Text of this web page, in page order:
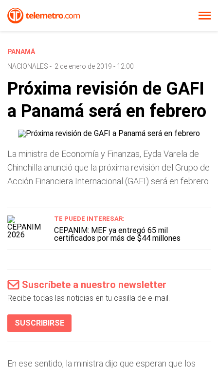
PANAMÁ
NACIONALES - 2 de enero de 2019 - 12:00
Próxima revisión de GAFI
a Panamá será en febrero
La ministra de Economía y Finanzas, Eyda Varela de
Chinchilla anunció que la próxima revisión del Grupo de
Acción Financiera Internacional (GAFI) será en febrero.
TE PUEDE INTERESAR:
CEPANIM: MEF ya entregó 65 mil
certificados por más de $44 millones
Suscríbete a nuestro newsletter
Recibe todas las noticias en tu casilla de e-mail.
SUSCRIBIRSE
En ese sentido, la ministra dijo que esperan que los